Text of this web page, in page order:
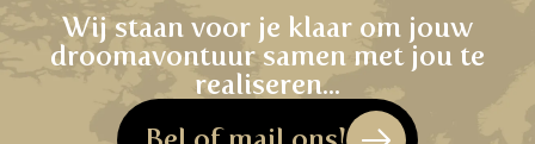
Wij staan voor je klaar om jouw
droomavontuur samen met jou te
realiseren...